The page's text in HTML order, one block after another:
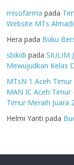
misofarma pada
Website MTs
Hera pada Buku
sbikidi padaSIULIM
Mewujudkan Kelas
MTsN 1 Aceh Timur
MAN IC Aceh
Timur Meraih Juara
Helmi Yanti pada